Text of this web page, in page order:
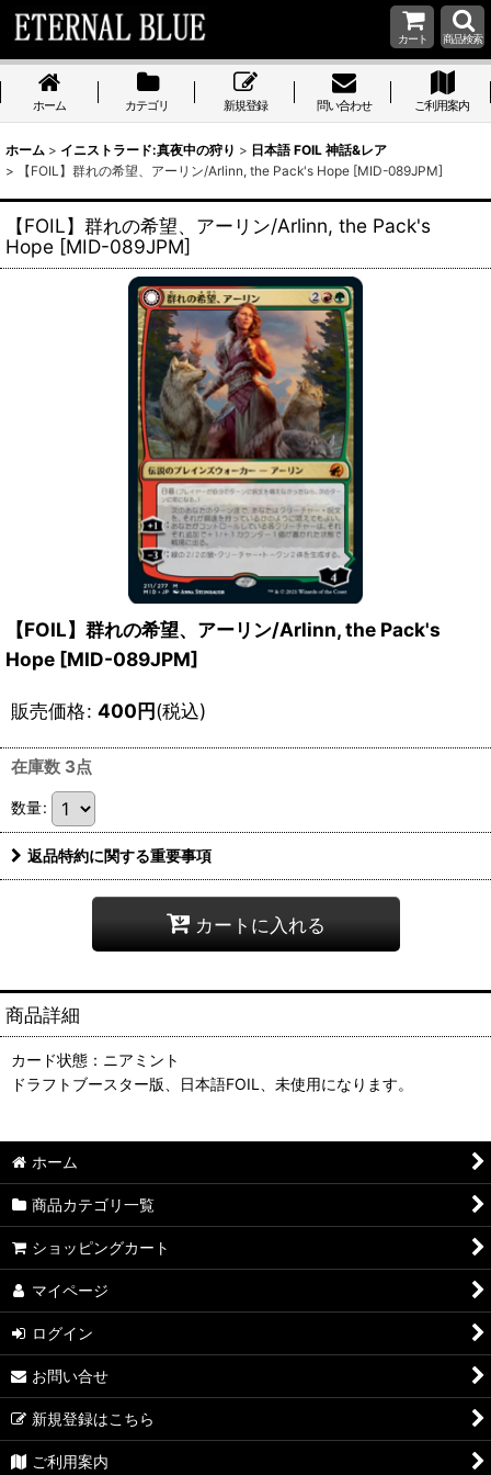
カート 商品検索
ホーム カテゴリ 新規登録 問い合わせ ご利用案内
ホーム > イニストラード:真夜中の狩り > 日本語 FOIL 神話&レア
>
【FOIL】群れの希望、アーリン/Arlinn, the Pack's Hope [MID-089JPM]
【FOIL】群れの希望、アーリン/Arlinn, the Pack's
Hope [MID-089JPM]
【FOIL】群れの希望、アーリン/Arlinn, the Pack's
Hope [MID-089JPM]
販売価格: 400円(税込)
在庫数 3点
数量:
返品特約に関する重要事項
カートに入れる
商品詳細
カード状態：ニアミント
ドラフトブースター版、日本語FOIL、未使用になります。
ホーム
商品カテゴリ一覧
ショッピングカート
マイページ
ログイン
お問い合せ
新規登録はこちら
ご利用案内